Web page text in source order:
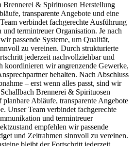
Brennerei & Spirituosen Herstellung
transparente Angebote und eine
verbindet fachgerechte Ausführung
termintreuer Organisation. Je nach
passende Systeme, um Qualität,
zu vereinen. Durch strukturierte
jederzeit nachvollziehbar und
koordinieren wir angrenzende Gewerke,
behalten. Nach Abschluss
– erst wenn alles passt, sind wir
Brennerei & Spirituosen
Abläufe, transparente Angebote
Unser Team verbindet fachgerechte
und termintreuer
empfehlen wir passende
und Zeitrahmen sinnvoll zu vereinen.